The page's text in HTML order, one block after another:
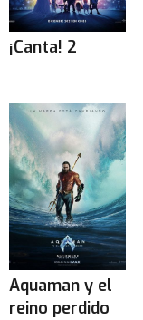
¡Canta! 2
Aquaman y el
reino perdido